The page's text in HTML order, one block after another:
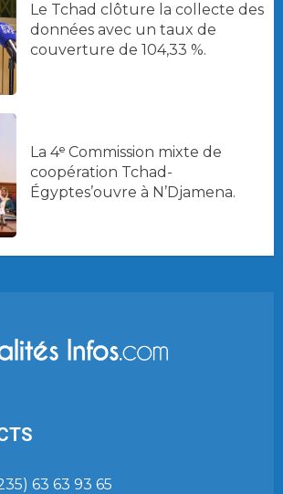
Le Tchad clôture la collecte des
données avec un taux de
couverture de 104,33 %.
La 4ᵉ Commission mixte de
coopération Tchad-
Égyptes’ouvre à N’Djamena.
63 63 93 65